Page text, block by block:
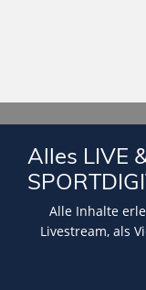
Lade
Alles LIVE
Alle Inhalte
Livestream, als